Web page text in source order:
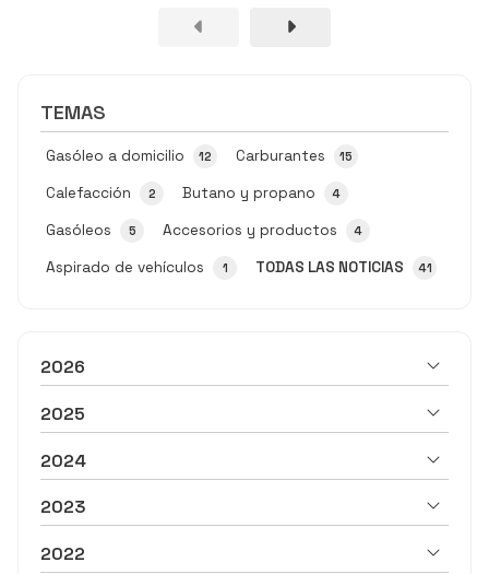
TEMAS
TODAS LAS NOTICIAS 41
Gasóleo a domicilio 12 Carburantes 15
Calefacción 2 Butano y propano 4
Gasóleos 5 Accesorios y productos 4
Aspirado de vehículos 1
continuación, desde nuestra estación de serv...
2026
2025
2024
2023
2022